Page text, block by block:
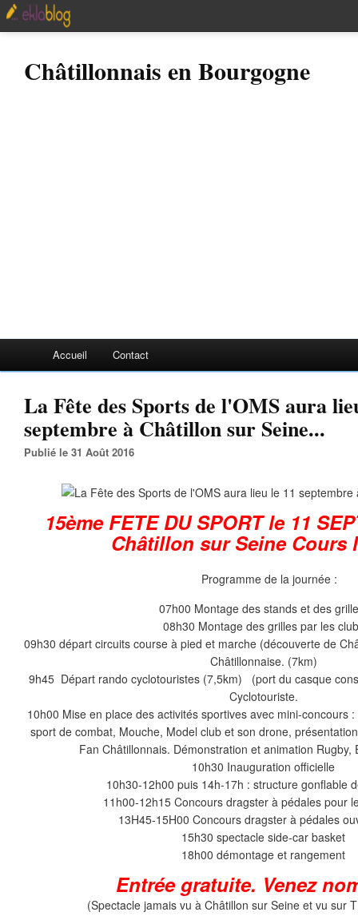
Châtillonnais en Bourgogne
Accueil Contact
La Fête des Sports de l'OMS aura
septembre à Châtillon sur Seine...
Publié le 31 Août 2016
15ème FETE DU SPORT le 11
Châtillon sur Seine Cours
Programme de la journée :
07h00 Montage des stands et des
08h30 Montage des grilles par les
09h30 départ circuits course à pied et marche (découverte de
Châtillonnaise. (7km)
9h45 Départ rando cyclotouristes (7,5km) (port du casque
Cyclotouriste.
10h00 Mise en place des activités sportives avec mini-concours
sport de combat, Mouche, Model club et son drone,
Fan Châtillonnais. Démonstration et animation
10h30 Inauguration officielle
10h30-12h00 puis 14h-17h : structure gonflable
11h00-12h15 Concours dragster à pédales pour
13H45-15H00 Concours dragster à pédales
15h30 spectacle side-car basket
18h00 démontage et rangement
Entrée gratuite. Venez
(Spectacle jamais vu à Châtillon sur Seine et vu sur